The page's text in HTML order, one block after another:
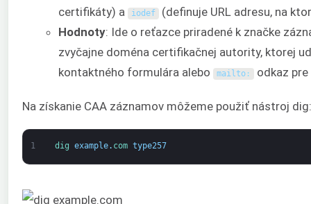
certifikáty) a
iodef (definuje URL adresu, na
Hodnoty: Ide o reťazce priradené k značke
zvyčajne doména certifikačnej autority, ktorej
kontaktného formulára alebo
mailto: odkaz pre
Na získanie CAA záznamov môžeme použiť nástroj dig:
1 dig example. com type257